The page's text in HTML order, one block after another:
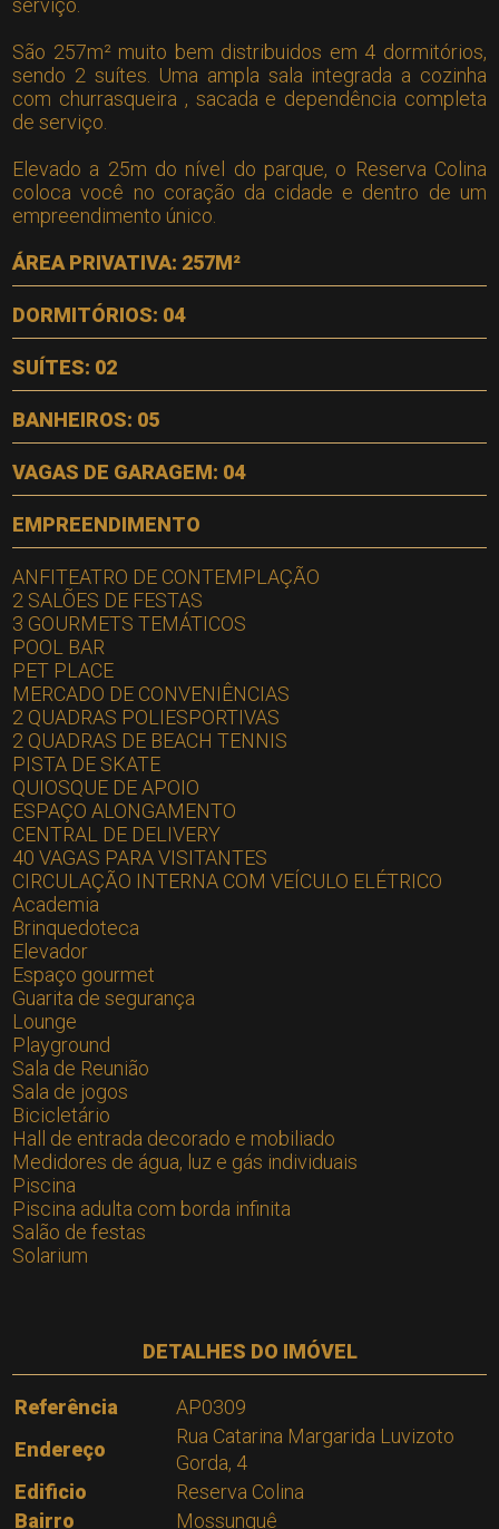
serviço.
São 257m² muito bem distribuidos em 4 dormitórios,
sendo 2 suítes. Uma ampla sala integrada a cozinha
com churrasqueira , sacada e dependência completa
de serviço.
Elevado a 25m do nível do parque, o Reserva Colina
coloca você no coração da cidade e dentro de um
empreendimento único.
ÁREA PRIVATIVA: 257M²
DORMITÓRIOS: 04
SUÍTES: 02
BANHEIROS: 05
VAGAS DE GARAGEM: 04
EMPREENDIMENTO
ANFITEATRO DE CONTEMPLAÇÃO
2 SALÕES DE FESTAS
3 GOURMETS TEMÁTICOS
POOL BAR
PET PLACE
MERCADO DE CONVENIÊNCIAS
2 QUADRAS POLIESPORTIVAS
2 QUADRAS DE BEACH TENNIS
PISTA DE SKATE
QUIOSQUE DE APOIO
ESPAÇO ALONGAMENTO
CENTRAL DE DELIVERY
40 VAGAS PARA VISITANTES
CIRCULAÇÃO INTERNA COM VEÍCULO ELÉTRICO
Academia
Brinquedoteca
Elevador
Espaço gourmet
Guarita de segurança
Lounge
Playground
Sala de Reunião
Sala de jogos
Bicicletário
Hall de entrada decorado e mobiliado
Medidores de água, luz e gás individuais
Piscina
Piscina adulta com borda infinita
Salão de festas
Solarium
DETALHES DO IMÓVEL
Referência
AP0309
Endereço
Rua Catarina Margarida Luvizoto
Gorda, 4
Edificio
Reserva Colina
Bairro
Mossunguê